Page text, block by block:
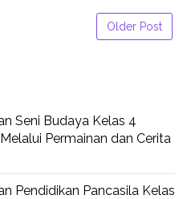
Older Post
Seni Budaya Kelas 4
Permainan dan Cerita
Pendidikan Pancasila Kelas